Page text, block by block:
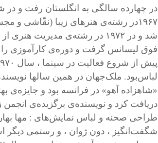
در چهارده سالگی به انگلستان رفت و در
۱۹۶۷در رشته‌ی هنرهای زیبا (نقّاشی و
شد و در ۱۹۷۲ در رشته‌ی مدیریت
فوق لیسانس گرفت و دوره‌ی کارآموزی را
لباس‌بود. ملک‌جهان در همین سالها
«شاهزاده آهو» در فرانسه بود و جایزه‌ی
دریافت کرد و نویسنده‌ی برگزیده‌ی انجمن
طراحی صحنه و لباس نمایش‌های : مها
شگفت‌انگیز ، دون ژوان ، و رستمی دیگر